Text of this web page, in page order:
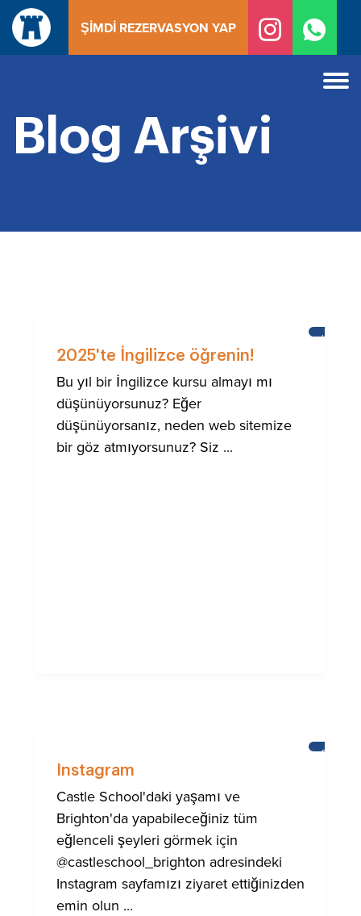
İçeriğe
geç
ŞIMDI REZERVASYON YAP
Blog Arşivi
KALE
2025'te İngilizce öğrenin!
Bu yıl bir İngilizce kursu almayı mı
düşünüyorsunuz? Eğer
düşünüyorsanız, neden web sitemize
bir göz atmıyorsunuz? Siz ...
Instagram
Castle School'daki yaşamı ve
Brighton'da yapabileceğiniz tüm
eğlenceli şeyleri görmek için
@castleschool_brighton adresindeki
Instagram sayfamızı ziyaret ettiğinizden
emin olun ...